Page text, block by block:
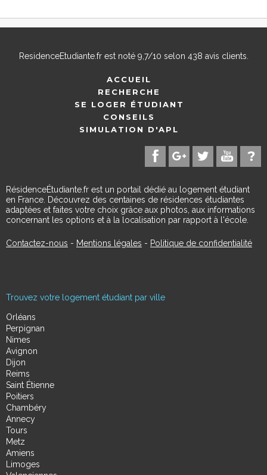
ResidenceEtudiante.frest noté 9,7/10 selon 438 avis clients.
ACCUEIL
RECHERCHE
SE LOGER ÉTUDIANT
CONSEILS
SIMULATION D'APL
RésidenceÉtudiante.fr est un portail dédié au logement étudiant
en France. Découvrez des centaines de résidences étudiantes
adaptées et faites votre choix grâce aux photos, aux informations
concernant les options et à la localisation par rapport à l'école.
Contactez-nous - Mentions légales - Politique de confidentialité
Trouvez votre logement étudiant par ville
Orléans
Perpignan
Nimes
Avignon
Dijon
Reims
Saint Étienne
Poitiers
Chambéry
Annecy
Tours
Metz
Amiens
Limoges